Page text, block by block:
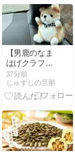
【男鹿のなま
はげクラフト
ビール】
37分前
じゅずじの旦那